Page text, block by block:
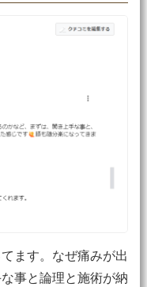
ます。なぜ痛みが出
事と論理と施術が納